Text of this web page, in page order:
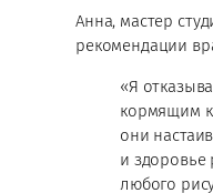
Анна, мастер
рекомендации
«Я
кормящим
они
и здоровье
любого